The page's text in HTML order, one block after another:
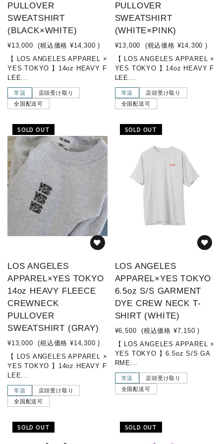
PULLOVER
SWEATSHIRT
(BLACK×WHITE)
¥13,000 (税込価格 ¥14,300 )
【 LOS ANGELES APPAREL ×
YES TOKYO 】14oz HEAVY F
LEE...
常温
店頭受け取り
全国配送可
PULLOVER
SWEATSHIRT
(WHITE×PINK)
¥13,000 (税込価格 ¥14,300 )
【 LOS ANGELES APPAREL ×
YES TOKYO 】14oz HEAVY F
LEE...
常温
店頭受け取り
全国配送可
SOLD OUT
LOS ANGELES
APPAREL×YES TOKYO
14oz HEAVY FLEECE
CREWNECK
PULLOVER
SWEATSHIRT (GRAY)
¥13,000 (税込価格 ¥14,300 )
【 LOS ANGELES APPAREL ×
YES TOKYO 】14oz HEAVY F
LEE...
常温
店頭受け取り
全国配送可
SOLD OUT
LOS ANGELES
APPAREL×YES TOKYO
6.5oz S/S GARMENT
DYE CREW NECK T-
SHIRT (WHITE)
¥6,500 (税込価格 ¥7,150 )
【 LOS ANGELES APPAREL ×
YES TOKYO 】6.5oz S/S GA
RME...
常温
店頭受け取り
全国配送可
SOLD OUT SOLD OUT